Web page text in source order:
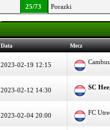
25/73 Porazki
Data Mecz
2023-02-19 12:15
2023-02-12 14:30 SC
2023-02-04 20:00 FC